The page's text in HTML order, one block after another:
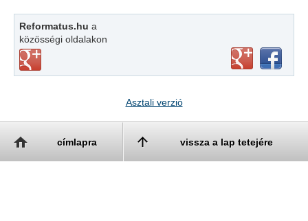
Reformatus.hu a
közösségi oldalakon
Asztali verzió
címlapra vissza a lap tetejére